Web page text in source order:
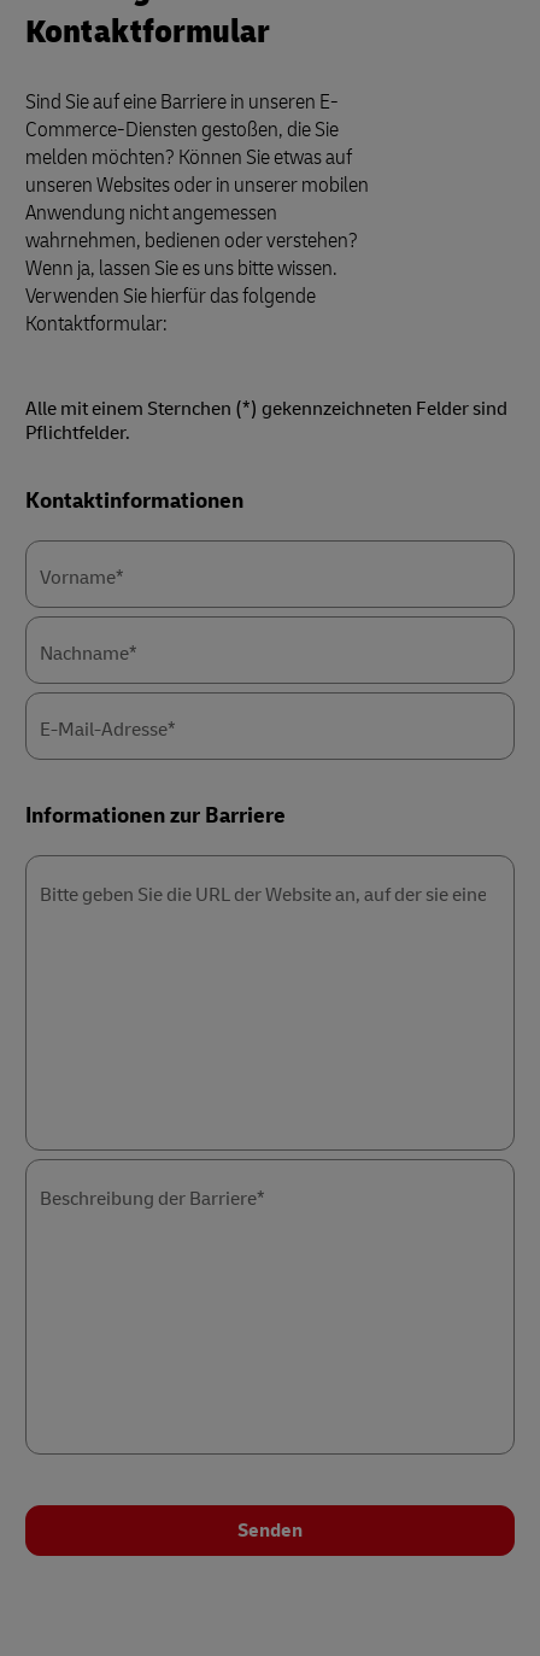
Kontaktformular
Sind Sie auf eine Barriere in unseren E-
Commerce-Diensten gestoßen, die Sie
melden möchten? Können Sie etwas auf
unseren Websites oder in unserer mobilen
Anwendung nicht angemessen
wahrnehmen, bedienen oder verstehen?
Wenn ja, lassen Sie es uns bitte wissen.
Verwenden Sie hierfür das folgende
Kontaktformular:
Alle mit einem Sternchen (*) gekennzeichneten Felder sind
Pflichtfelder.
Kontaktinformationen
Vorname*
Nachname*
E-Mail-Adresse*
Informationen zur Barriere
Bitte geben Sie die URL der Website an, auf der sie eine
Beschreibung der Barriere*
Senden